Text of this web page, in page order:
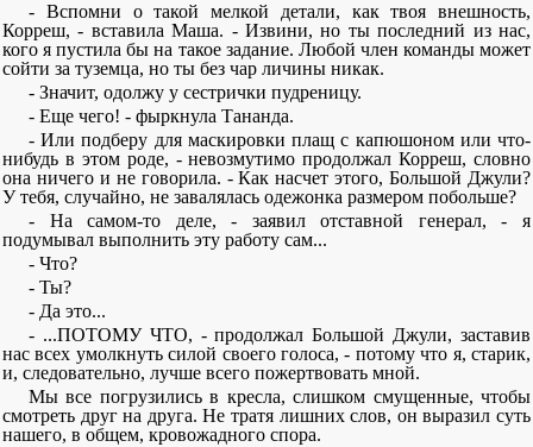
- Вспомни о такой мелкой детали, как твоя внешность,
Корреш, - вставила Маша. - Извини, но ты последний из нас,
кого я пустила бы на такое задание. Любой член команды может
сойти за туземца, но ты без чар личины никак.
- Значит, одолжу у сестрички пудреницу.
- Еще чего! - фыркнула Тананда.
- Или подберу для маскировки плащ с капюшоном или что-
нибудь в этом роде, - невозмутимо продолжал Корреш, словно
она ничего и не говорила. - Как насчет этого, Большой Джули?
У тебя, случайно, не завалялась одежонка размером побольше?
- На самом-то деле, - заявил отставной генерал, - я
подумывал выполнить эту работу сам...
- Что?
- Ты?
- Да это...
- ...ПОТОМУ ЧТО, - продолжал Большой Джули, заставив
нас всех умолкнуть силой своего голоса, - потому что я, старик,
и, следовательно, лучше всего пожертвовать мной.
Мы все погрузились в кресла, слишком смущенные, чтобы
смотреть друг на друга. Не тратя лишних слов, он выразил суть
нашего, в общем, кровожадного спора.